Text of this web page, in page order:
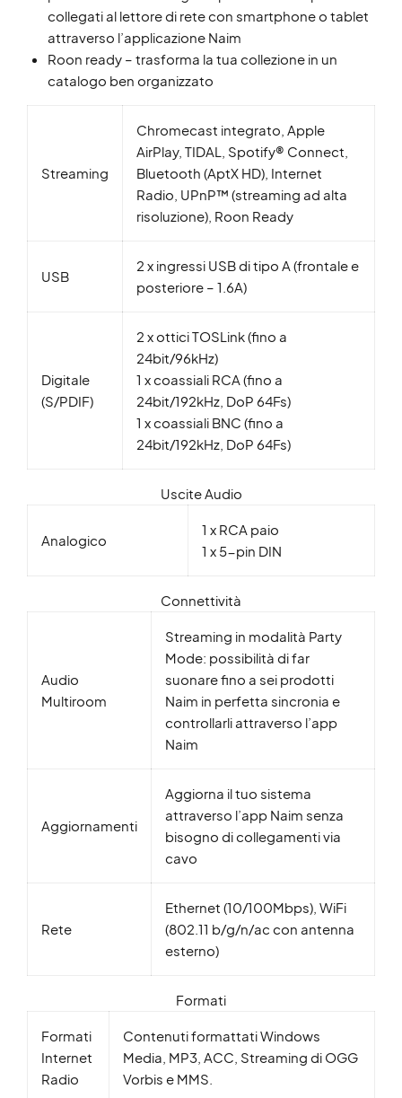
collegati al lettore di rete con smartphone o tablet
attraverso l’applicazione Naim
Roon ready – trasforma la tua collezione in un
catalogo ben organizzato
Streaming
Chromecast integrato, Apple
AirPlay, TIDAL, Spotify® Connect,
Bluetooth (AptX HD), Internet
Radio, UPnP™ (streaming ad alta
risoluzione), Roon Ready
USB
2 x ingressi USB di tipo A (frontale e
posteriore – 1.6A)
Digitale
(S/PDIF)
2 x ottici TOSLink (fino a
24bit/96kHz)
1 x coassiali RCA (fino a
24bit/192kHz, DoP 64Fs)
1 x coassiali BNC (fino a
24bit/192kHz, DoP 64Fs)
Uscite Audio
Analogico
1 x RCA paio
1 x 5-pin DIN
Connettività
Audio
Multiroom
Streaming in modalità Party
Mode: possibilità di far
suonare fino a sei prodotti
Naim in perfetta sincronia e
controllarli attraverso l’app
Naim
Aggiornamenti
Aggiorna il tuo sistema
attraverso l’app Naim senza
bisogno di collegamenti via
cavo
Rete
Ethernet (10/100Mbps), WiFi
(802.11 b/g/n/ac con antenna
esterno)
Formati
Formati
Internet
Radio
Contenuti formattati Windows
Media, MP3, ACC, Streaming di OGG
Vorbis e MMS.